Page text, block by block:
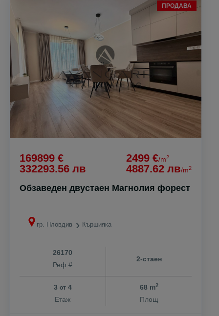
ПРОДАВА
169899 €
332293.56 лв
2499 €/m2
4887.62 лв/m2
Обзаведен двустаен Магнолия форест
гр. Пловдив Кършияка
26170
Реф #
2-стаен
3 от4
Етаж
68 m2
Площ